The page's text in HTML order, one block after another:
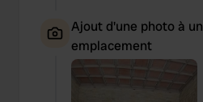
Ajout d'une photo à un
emplacement